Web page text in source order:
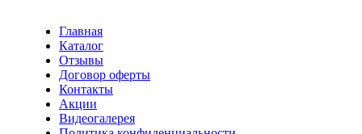
Главная
Каталог
Отзывы
Договор оферты
Контакты
Акции
Видеогалерея